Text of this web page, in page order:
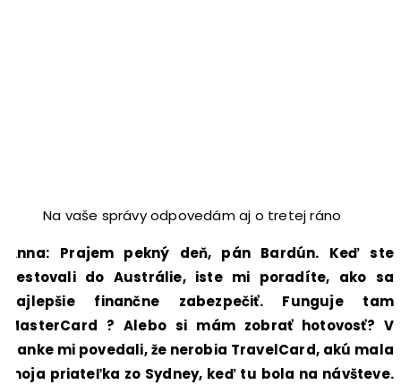
Na vaše správy odpovedám aj o tretej ráno
Anna:
Prajem pekný deň, pán Bardún. Keď ste
cestovali do Austrálie, iste mi poradíte, ako sa
najlepšie finančne zabezpečiť. Funguje tam
MasterCard ? Alebo si mám zobrať hotovosť? V
banke mi povedali, že nerobia TravelCard, akú mala
moja priateľka zo Sydney, keď tu bola na návšteve.